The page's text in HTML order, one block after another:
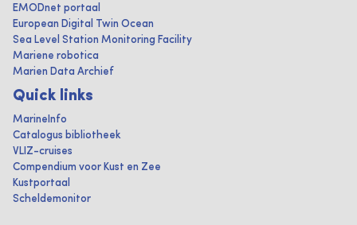
EMODnet portaal
European Digital Twin Ocean
Sea Level Station Monitoring Facility
Mariene robotica
Marien Data Archief
Quick links
MarineInfo
Catalogus bibliotheek
VLIZ-cruises
Compendium voor Kust en Zee
Kustportaal
Scheldemonitor